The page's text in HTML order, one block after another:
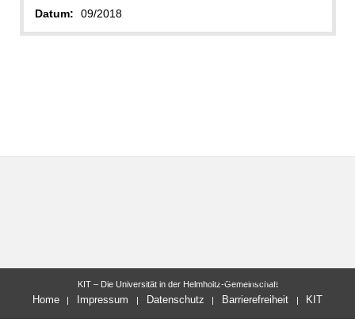
Datum:
09/2018
letzte Änderung: 27.11.2024
KIT – Die Universität in der Helmholtz-Gemeinschaft
Home Impressum Datenschutz Barrierefreiheit KIT